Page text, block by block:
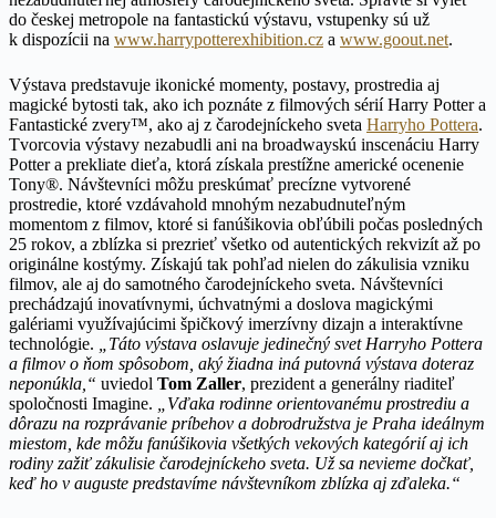
do českej metropole na fantastickú výstavu, vstupenky sú už
k dispozícii na www.harrypotterexhibition.cz a www.goout.net.
Výstava predstavuje ikonické momenty, postavy, prostredia aj
magické bytosti tak, ako ich poznáte z filmových sérií Harry Potter a
Fantastické zvery™, ako aj z čarodejníckeho sveta Harryho Pottera.
Tvorcovia výstavy nezabudli ani na broadwayskú inscenáciu Harry
Potter a prekliate dieťa, ktorá získala prestížne americké ocenenie
Tony®. Návštevníci môžu preskúmať precízne vytvorené
prostredie, ktoré vzdávahold mnohým nezabudnuteľným
momentom z filmov, ktoré si fanúšikovia obľúbili počas posledných
25 rokov, a zblízka si prezrieť všetko od autentických rekvizít až po
originálne kostýmy. Získajú tak pohľad nielen do zákulisia vzniku
filmov, ale aj do samotného čarodejníckeho sveta. Návštevníci
prechádzajú inovatívnymi, úchvatnými a doslova magickými
galériami využívajúcimi špičkový imerzívny dizajn a interaktívne
technológie.
„Táto výstava oslavuje jedinečný svet Harryho Pottera
a filmov o ňom spôsobom, aký žiadna iná putovná výstava doteraz
neponúkla,“ uviedol Tom Zaller, prezident a generálny riaditeľ
spoločnosti Imagine.
„Vďaka rodinne orientovanému prostrediu a
dôrazu na rozprávanie príbehov a dobrodružstva je Praha ideálnym
miestom, kde môžu fanúšikovia všetkých vekových kategórií aj ich
rodiny zažiť zákulisie čarodejníckeho sveta. Už sa nevieme dočkať,
keď ho v auguste predstavíme návštevníkom zblízka aj zďaleka.“